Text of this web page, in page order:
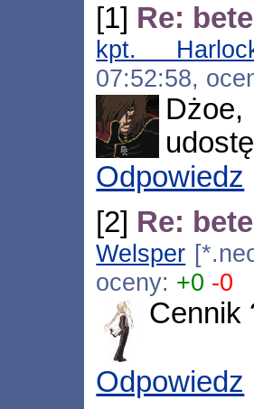
[1] Re:
kpt.
07:52:58,
Odpowiedz
[2] Re:
Welsper
oceny: +0 -0
Cennik
Odpowiedz